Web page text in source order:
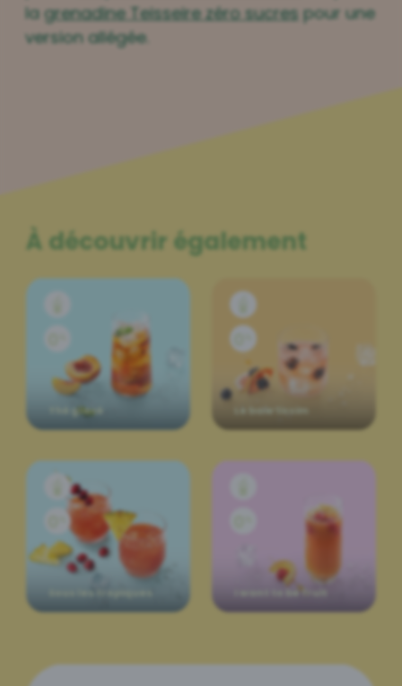
la grenadine Teisseire zéro sucres pour une
version allégée.
À découvrir également
Thé glacé